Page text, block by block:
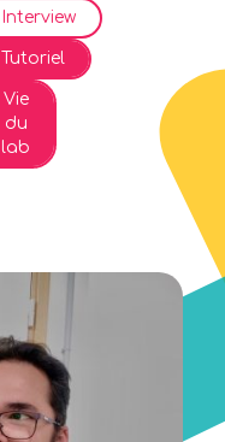
Interview
Tutoriel
Vie
du
lab